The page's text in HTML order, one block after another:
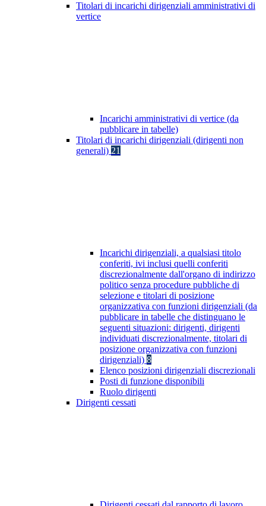
Titolari di incarichi dirigenziali amministrativi di
vertice
Incarichi amministrativi di vertice (da
pubblicare in tabelle)
Titolari di incarichi dirigenziali (dirigenti non
generali) 21
Incarichi dirigenziali, a qualsiasi titolo
conferiti, ivi inclusi quelli conferiti
discrezionalmente dall'organo di indirizzo
politico senza procedure pubbliche di
selezione e titolari di posizione
organizzativa con funzioni dirigenziali (da
pubblicare in tabelle che distinguano le
seguenti situazioni: dirigenti, dirigenti
individuati discrezionalmente, titolari di
posizione organizzativa con funzioni
dirigenziali) 8
Elenco posizioni dirigenziali discrezionali
Posti di funzione disponibili
Ruolo dirigenti
Dirigenti cessati